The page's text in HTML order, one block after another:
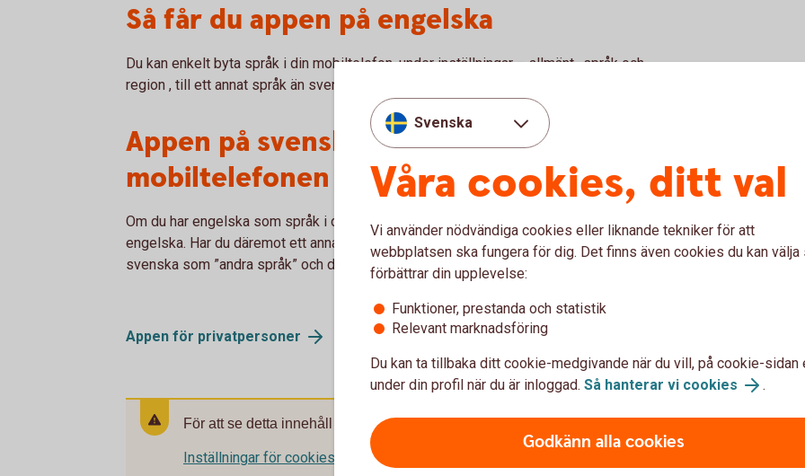
Så får du appen på engelska
Du kan enkelt byta språk i din mobiltelefon, under inställningar – allmänt- språk och
region , till ett annat språk än svenska. Då får du automatiskt vår app på engelska.
Appen på svenska trots annat språk i
mobiltelefonen
Om du har engelska som språk i din mobiltelefon är det endast möjligt att få appen på
engelska. Har du däremot ett annat språk än engelska som huvudspråk kan du välja
svenska som ”andra språk” och då få appen på svenska.
Appen för privatpersoner
För att se detta innehåll behöver du först godkänna cookies för Funktioner, prestanda och statistik.
Inställningar för cookies
Svenska
Våra cookies, ditt val
Vi använder nödvändiga cookies eller liknande tekniker för att
webbplatsen ska fungera för dig. Det finns även cookies du kan välja
förbättrar din upplevelse:
Funktioner, prestanda och statistik
Relevant marknadsföring
Du kan ta tillbaka ditt cookie-medgivande när du vill, på cookie-sidan
under din profil när du är inloggad. Så hanterar vi cookies .
Godkänn alla cookies